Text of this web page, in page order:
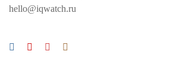
hello@iqwatch.ru